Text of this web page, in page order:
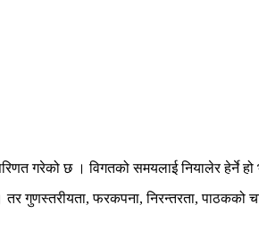
गरेको छ । विगतको समयलाई नियालेर हेर्ने हो
गुणस्तरीयता, फरकपना, निरन्तरता, पाठकको